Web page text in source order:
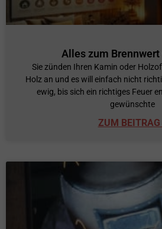
Alles zum
Sie zünden Ihren Kamin oder
Holz an und es will einfach nicht
ewig, bis sich ein richtiges Feuer
gewünschte
ZUM BEITRAG